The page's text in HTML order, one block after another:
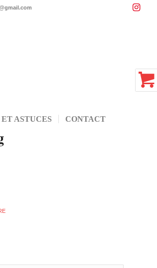
ASTUCES CONTACT